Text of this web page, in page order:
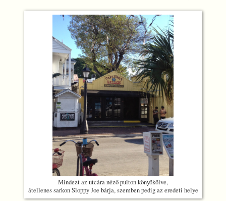
Mindezt az utcára néző pulton könyökölve,
átellenes sarkon Sloppy Joe bárja, szemben pedig az eredeti helye